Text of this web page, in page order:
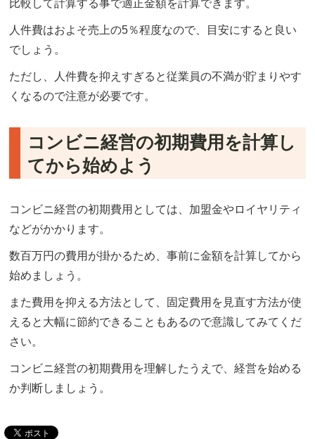
比較して計算する事で適正金額を計算できます。
人件費はおよそ売上の5％程度なので、目安にすると良い
でしょう。
ただし、人件費を抑えすぎると従業員の不満が貯まりやす
くなるので注意が必要です。
コンビニ経営の初期費用を計算し
てから始めよう
コンビニ経営の初期費用としては、加盟金やロイヤリティ
などがかかります。
数百万円の費用が掛かるため、事前に金額を計算してから
始めましょう。
また費用を抑える方法として、固定費用を見直す方法が使
えると大幅に節約できることもあるので意識してみてくだ
さい。
コンビニ経営の初期費用を理解したうえで、経営を始める
か判断しましょう。